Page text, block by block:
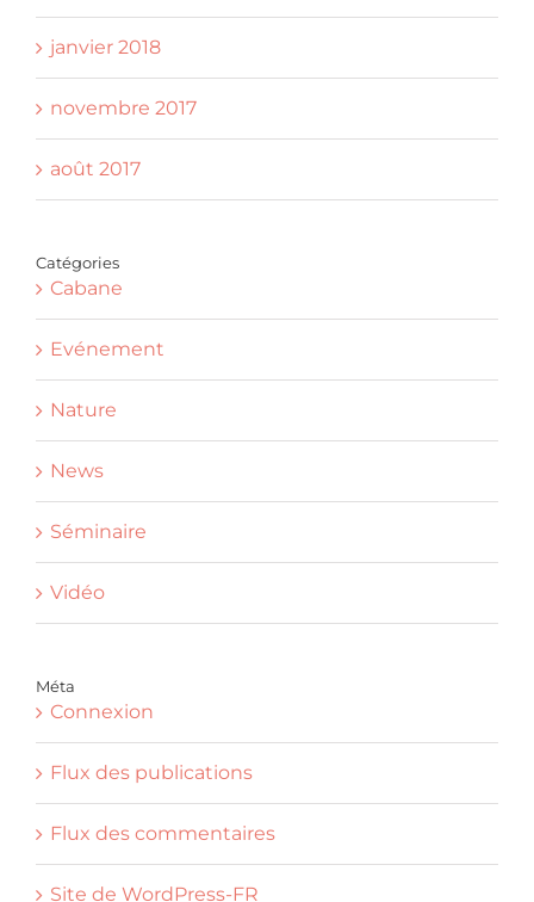
janvier 2018
novembre 2017
août 2017
Catégories
Cabane
Evénement
Nature
News
Séminaire
Vidéo
Méta
Connexion
Flux des publications
Flux des commentaires
Site de WordPress-FR